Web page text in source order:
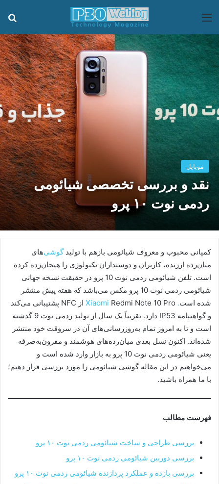
منو
موبایل
نقد و بررسی تخصصی شیائومی
ردمی نوت ۱۰ پرو
کمپانی محبوب و معروف شیائومی بازهم با تولیدگوشی‌های
میان‌رده ارزنده، کاربران و دوستداران تکنولوژی را هیجان‌زده کرده
است. تلفن شیائومی ردمی نوت 10 پرو در حقیقت نسخه جهانی
شیائومی ردمی نوت 10 پرو مکس می‌باشد که هفته پیش منتشر
شده است. Xiaomi
Redmi Note 10 Pro از NFC پشتیبانی می‌کند
و گواهینامه IP53 دارد. تقریباً یک سال از تولید ردمی نوت 9 گذشته
است و تا به امروز تمام به‌روزرسانی‌های آن در سروقت خود منتشر
شده‌اند. اکنون نسل بعدی میان‌رده‌های هوشمند و مقرون‌به‌صرفه
یعنی شیائومی ردمی نوت 10 پرو به بازار وارد شده است و
می‌خواهیم در این مقاله گوشی شیائومی را مورد بررسی قرار دهیم؛
با ما همراه باشید.
فهرست مطالب
بررسی طراحی و ساخت شیائومی ردمی نوت ۱۰ پرو
بررسی دوربین شیائومی ردمی نوت ۱۰ پرو
بررسی بازده و عملکرد پردازنده شیائومی ردمی نوت ۱۰ پرو